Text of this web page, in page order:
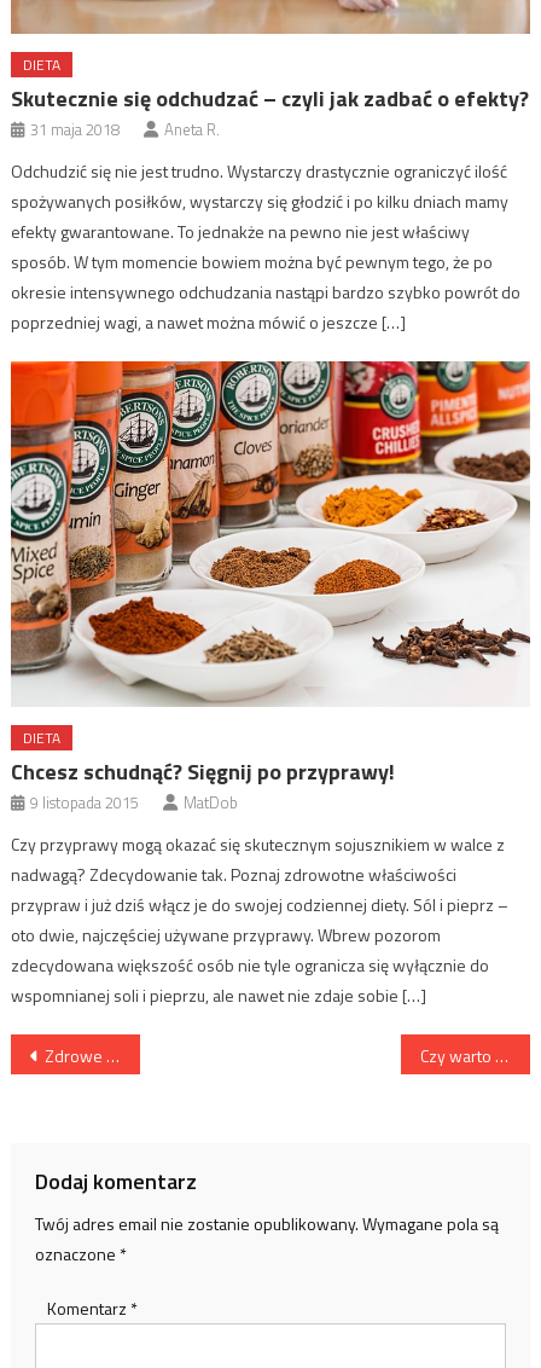
DIETA
Skutecznie się odchudzać – czyli jak zadbać o efekty?
31 maja 2018 Aneta R.
Odchudzić się nie jest trudno. Wystarczy drastycznie ograniczyć ilość
spożywanych posiłków, wystarczy się głodzić i po kilku dniach mamy
efekty gwarantowane. To jednakże na pewno nie jest właściwy
sposób. W tym momencie bowiem można być pewnym tego, że po
okresie intensywnego odchudzania nastąpi bardzo szybko powrót do
poprzedniej wagi, a nawet można mówić o jeszcze […]
DIETA
Chcesz schudnąć? Sięgnij po przyprawy!
9 listopada 2015 MatDob
Czy przyprawy mogą okazać się skutecznym sojusznikiem w walce z
nadwagą? Zdecydowanie tak. Poznaj zdrowotne właściwości
przypraw i już dziś włącz je do swojej codziennej diety. Sól i pieprz –
oto dwie, najczęściej używane przyprawy. Wbrew pozorom
zdecydowana większość osób nie tyle ogranicza się wyłącznie do
wspomnianej soli i pieprzu, ale nawet nie zdaje sobie […]
Nawigacja
Zdrowe nawyki programisty Czy warto kupić poduszkę ortopedyczną?
Dodaj komentarz
Twój adres email nie zostanie opublikowany.Wymagane pola są
oznaczone *
Komentarz *